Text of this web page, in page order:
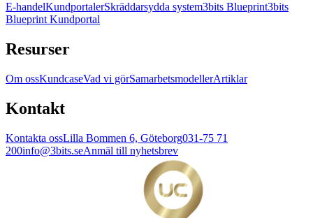
E-handelKundportalerSkräddarsydda system3bits Blueprint3bits
Blueprint Kundportal
Resurser
Om ossKundcaseVad vi görSamarbetsmodellerArtiklar
Kontakt
Kontakta ossLilla Bommen 6, Göteborg031-75 71
200info@3bits.seAnmäl till nyhetsbrev